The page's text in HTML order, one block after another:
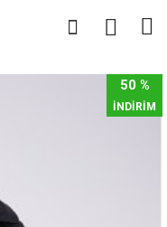
İNDİRİM
50 %